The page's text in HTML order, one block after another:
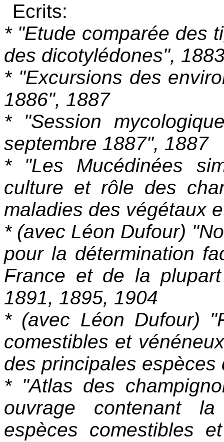
Ecrits:
* "Etude comparée des
des dicotylédones",
* "Excursions des
1886", 1887
* "Session
septembre 1887", 1887
* "Les Mucédinées
culture et rôle des
maladies des végétaux
* (avec Léon Dufour)
pour la détermination
France et de la
1891, 1895, 1904
* (avec Léon Dufour)
comestibles et
des principales espèces
* "Atlas des
ouvrage contenant
espèces comestibles